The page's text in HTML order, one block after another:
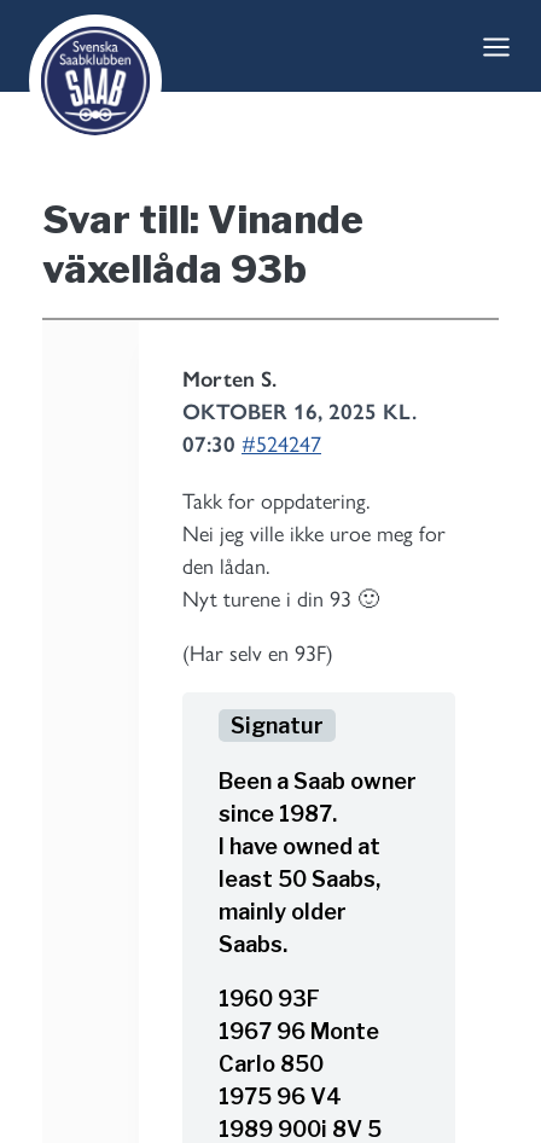
content
Svar till: Vinande
växellåda 93b
Morten S.
OKTOBER 16, 2025 KL.
07:30 #524247
Takk for oppdatering.
Nei jeg ville ikke uroe meg for
den lådan.
Nyt turene i din 93 🙂
(Har selv en 93F)
Been a Saab owner
since 1987.
I have owned at
least 50 Saabs,
mainly older
Saabs.
1960 93F
1967 96 Monte
Carlo 850
1975 96 V4
1989 900i 8V 5